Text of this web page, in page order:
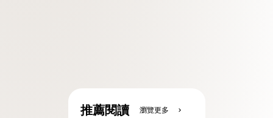
推薦閱讀 瀏覽更多 chevron_right